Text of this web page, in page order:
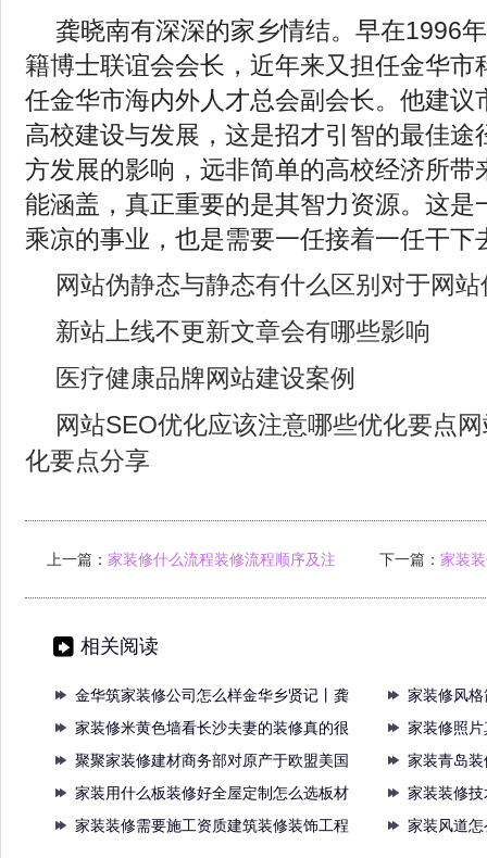
龚晓南有深深的家乡情结。早在1996
籍博士联谊会会长，近年来又担任金华市
任金华市海内外人才总会副会长。他建议
高校建设与发展，这是招才引智的最佳途
方发展的影响，远非简单的高校经济所带
能涵盖，真正重要的是其智力资源。这是
乘凉的事业，也是需要一任接着一任干下
网站伪静态与静态有什么区别对于网
新站上线不更新文章会有哪些影响
医疗健康品牌网站建设案例
网站SEO优化应该注意哪些优化要点
化要点分享
上一篇： 家装修什么流程装修流程顺序及注
意事项超全
下一篇： 家装
相关阅读
金华筑家装修公司怎么样金华乡贤记丨龚
晓南
家装修风
高级
家装修米黄色墙看长沙夫妻的装修真的很
治愈
家装修照
聚聚家装修建材商务部对原产于欧盟美国
台湾
家装青岛
家装用什么板装修好全屋定制怎么选板材
这3
家装装修
后的
家装装修需要施工资质建筑装修装饰工程
家装风道